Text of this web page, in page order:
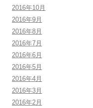
2016年10月
2016年9月
2016年8月
2016年7月
2016年6月
2016年5月
2016年4月
2016年3月
2016年2月